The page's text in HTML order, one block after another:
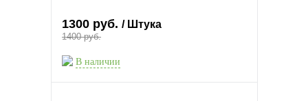
1300 руб. / Штука
1400 руб.
В наличии